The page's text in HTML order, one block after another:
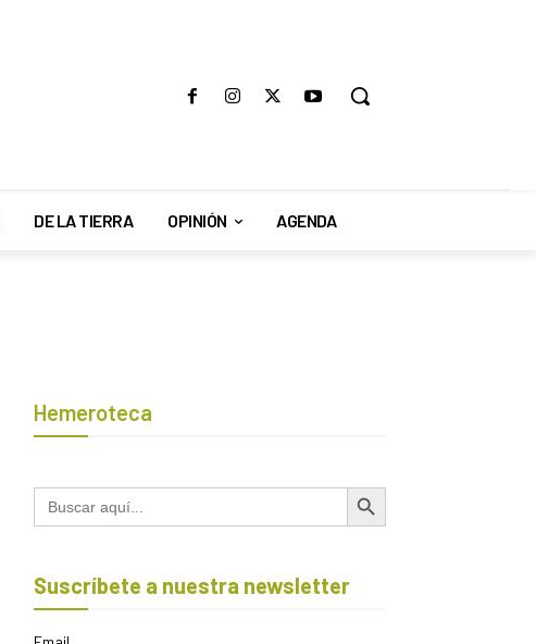
DE LA TIERRA OPINIÓN AGENDA
Hemeroteca
Buscar: Botón de búsqueda
Suscríbete a nuestra newsletter